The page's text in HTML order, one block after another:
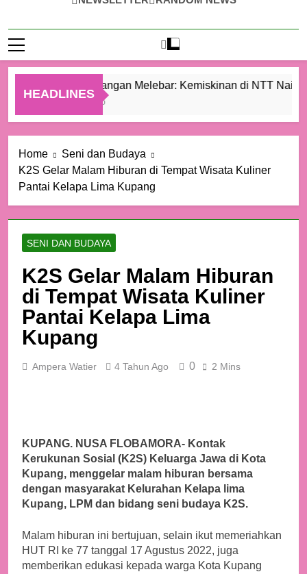
HEADLINES
Ketimpangan Melebar: Kemiskinan di NTT Naik
Home
Seni dan Budaya
K2S Gelar Malam Hiburan di Tempat Wisata Kuliner
Pantai Kelapa Lima Kupang
SENI DAN BUDAYA
K2S Gelar Malam Hiburan
di Tempat Wisata Kuliner
Pantai Kelapa Lima
Kupang
Ampera Watier 4 Tahun Ago 0 2 Mins
KUPANG. NUSA FLOBAMORA- Kontak
Kerukunan Sosial (K2S) Keluarga Jawa di Kota
Kupang, menggelar malam hiburan bersama
dengan masyarakat Kelurahan Kelapa lima
Kupang, LPM dan bidang seni budaya K2S.
Malam hiburan ini bertujuan, selain ikut memeriahkan
HUT RI ke 77 tanggal 17 Agustus 2022, juga
memberikan edukasi kepada warga Kota Kupang